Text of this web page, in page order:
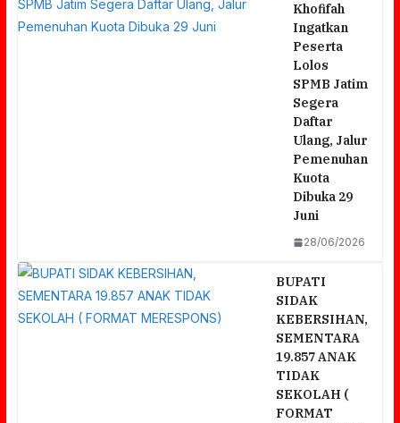
Khofifah
Ingatkan
Peserta
Lolos
SPMB Jatim
Segera
Daftar
Ulang, Jalur
Pemenuhan
Kuota
Dibuka 29
Juni
28/06/2026
BUPATI
SIDAK
KEBERSIHAN,
SEMENTARA
19.857 ANAK
TIDAK
SEKOLAH (
FORMAT